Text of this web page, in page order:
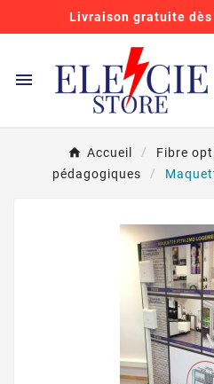
Livraison gratuite dès

Accueil Fibre
pédagogiques